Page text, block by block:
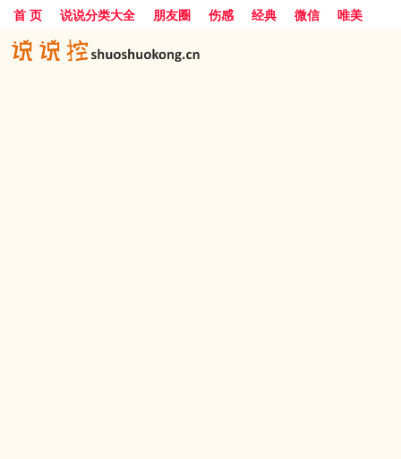
首 页 说说分类大全 朋友圈 伤感 经典 微信
唯美
励志
爱情 搞笑